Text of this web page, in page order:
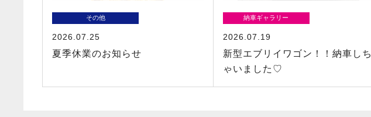
その他
2026.07.25
夏季休業のお知らせ
納車ギャラリー
2026.07.19
新型エブリイワゴン！！納車しち
ゃいました♡